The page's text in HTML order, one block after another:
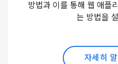
방법과 이를 통해 웹 애플
는 방법을
자세히 알